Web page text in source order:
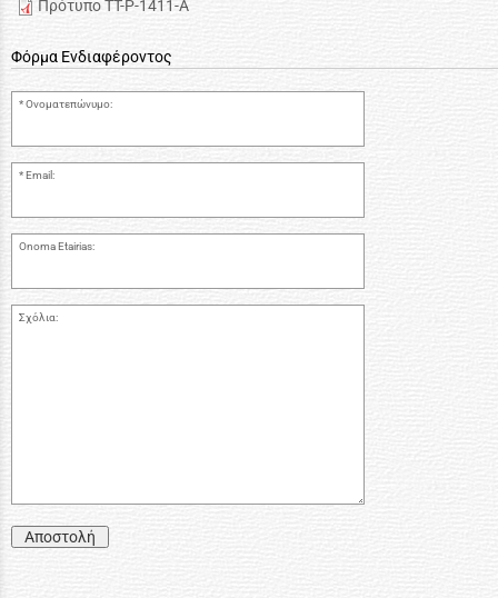
Πρότυπο TT-P-1411-A
Φόρμα Ενδιαφέροντος
Ονοματεπώνυμο:
Email:
Onoma Etairias:
Σχόλια:
Αποστολή